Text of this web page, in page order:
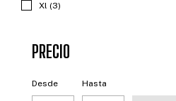
Xl (3)
PRECIO
Desde Hasta